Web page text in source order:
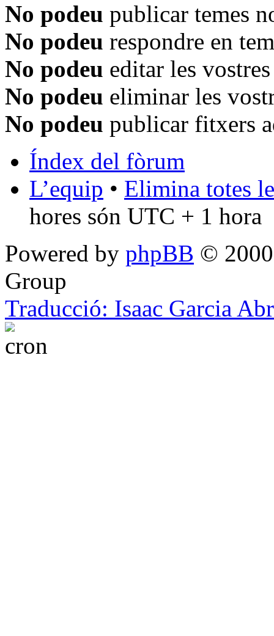
No podeu publicar temes
No podeu respondre en
No podeu editar les
No podeu eliminar les
No podeu publicar fitxers
Índex del fòrum
L’equip • Elimina totes
hores són UTC + 1 hora
Powered by phpBB ©
Group
Traducció: Isaac Garcia